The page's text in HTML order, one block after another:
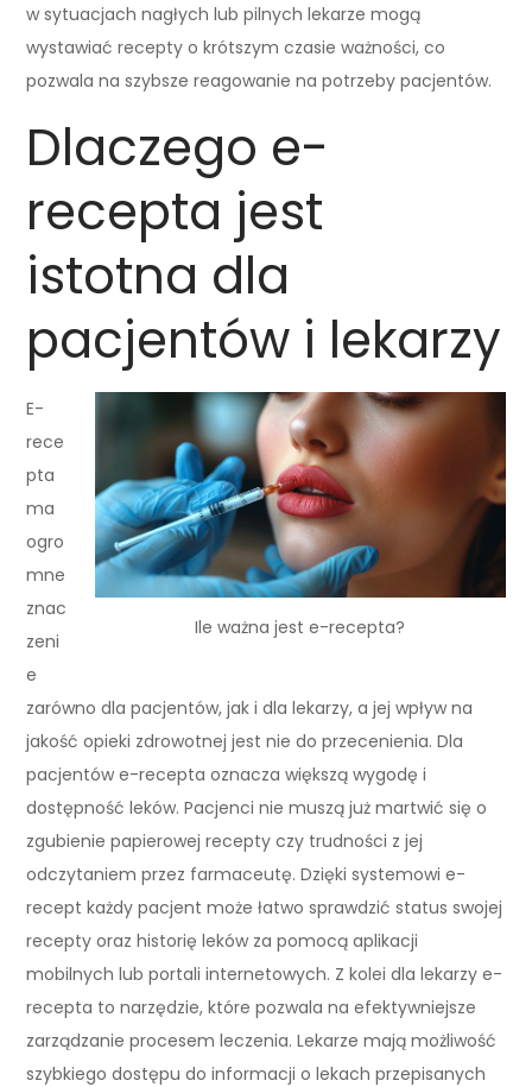
w sytuacjach nagłych lub pilnych lekarze mogą
wystawiać recepty o krótszym czasie ważności, co
pozwala na szybsze reagowanie na potrzeby pacjentów.
Dlaczego e-
recepta jest
istotna dla
pacjentów i lekarzy
Ile ważna jest e-recepta?
E-
rece
pta
ma
ogro
mne
znac
zeni
e
zarówno dla pacjentów, jak i dla lekarzy, a jej wpływ na
jakość opieki zdrowotnej jest nie do przecenienia. Dla
pacjentów e-recepta oznacza większą wygodę i
dostępność leków. Pacjenci nie muszą już martwić się o
zgubienie papierowej recepty czy trudności z jej
odczytaniem przez farmaceutę. Dzięki systemowi e-
recept każdy pacjent może łatwo sprawdzić status swojej
recepty oraz historię leków za pomocą aplikacji
mobilnych lub portali internetowych. Z kolei dla lekarzy e-
recepta to narzędzie, które pozwala na efektywniejsze
zarządzanie procesem leczenia. Lekarze mają możliwość
szybkiego dostępu do informacji o lekach przepisanych